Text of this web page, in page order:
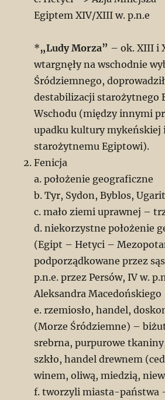
Egiptem XIV/XIII w. p.n.e
*„Ludy Morza” – ok. XIII i
wtargnęły na wschodnie
Śródziemnego,
destabilizacji starożytnego
Wschodu (między innymi
upadku kultury mykeńskiej
starożytnemu Egiptowi).
Fenicja
a. położenie geograficzne
b. Tyr, Sydon, Byblos,
c. mało ziemi uprawnej –
d. niekorzystne położenie
(Egipt – Hetyci –
podporządkowane przez
p.n.e. przez Persów, IV w.
Aleksandra Macedońskiego
e. rzemiosło, handel,
(Morze Śródziemne) –
srebrna, purpurowe
szkło, handel drewnem
winem, oliwą, miedzią,
f. tworzyli miasta-państwa